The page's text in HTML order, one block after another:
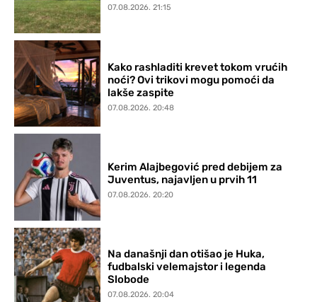
07.08.2026. 21:15
Kako rashladiti krevet tokom vrućih
noći? Ovi trikovi mogu pomoći da
lakše zaspite
07.08.2026. 20:48
Kerim Alajbegović pred debijem za
Juventus, najavljen u prvih 11
07.08.2026. 20:20
Na današnji dan otišao je Huka,
fudbalski velemajstor i legenda
Slobode
07.08.2026. 20:04